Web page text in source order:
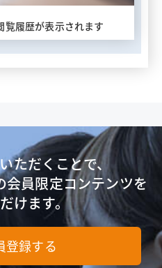
覧履歴が表示されます
ただくことで、
員限定コンテンツを
けます。
登録する